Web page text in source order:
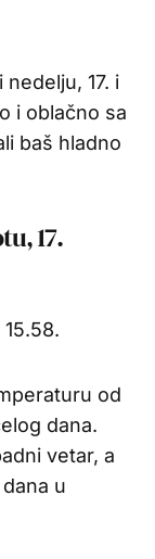
17. i
i oblačno sa
baš hladno
17.
od
dana.
vetar, a
u